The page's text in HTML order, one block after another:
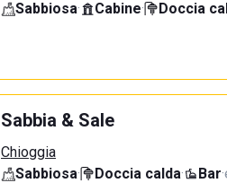
Sabbiosa· Cabine· Doccia
Sabbia & Sale
Chioggia
Sabbiosa· Doccia calda· Bar·